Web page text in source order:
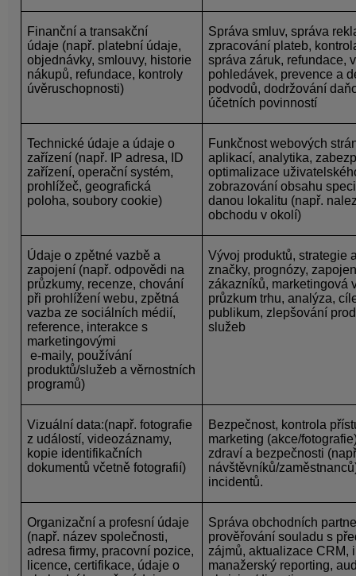
Finanční a transakční
údaje (např. platební údaje,
objednávky, smlouvy, historie
nákupů, refundace, kontroly
úvěruschopnosti)
Správa smluv, správa
zpracování plateb,
správa záruk, refundace,
pohledávek, prevence a
podvodů, dodržování
účetních povinností
Technické údaje a údaje o
zařízení (např. IP adresa, ID
zařízení, operační systém,
prohlížeč, geografická
poloha, soubory cookie)
Funkčnost webových
aplikací, analytika,
optimalizace
zobrazování obsahu
danou lokalitu (např.
obchodu v okolí)
Údaje o zpětné vazbě a
zapojení (např. odpovědi na
průzkumy, recenze, chování
při prohlížení webu, zpětná
vazba ze sociálních médií,
reference, interakce s
marketingovými
e-maily, používání
produktů/služeb a věrnostních
programů)
Vývoj produktů, strategie
značky, prognózy,
zákazníků, marketingová
průzkum trhu, analýza,
publikum, zlepšování
služeb
Vizuální data:(např. fotografie
z událostí, videozáznamy,
kopie identifikačních
dokumentů včetně fotografií)
Bezpečnost, kontrola
marketing (akce/
zdraví a bezpečnosti
návštěvníků/
incidentů.
Organizační a profesní údaje
(např. název společnosti,
adresa firmy, pracovní pozice,
licence, certifikace, údaje o
Správa obchodních
prověřování souladu s
zájmů, aktualizace CRM,
manažerský reporting,